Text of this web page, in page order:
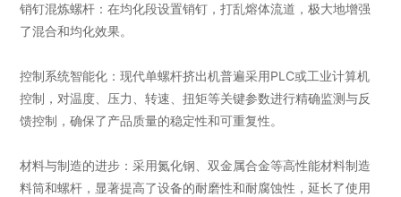
销钉混炼螺杆：在均化段设置销钉，打乱熔体流道，极大地增强
了混合和均化效果。
控制系统智能化：现代单螺杆挤出机普遍采用PLC或工业计算机
控制，对温度、压力、转速、扭矩等关键参数进行精确监测与反
馈控制，确保了产品质量的稳定性和可重复性。
材料与制造的进步：采用氮化钢、双金属合金等高性能材料制造
料筒和螺杆，显著提高了设备的耐磨性和耐腐蚀性，延长了使用